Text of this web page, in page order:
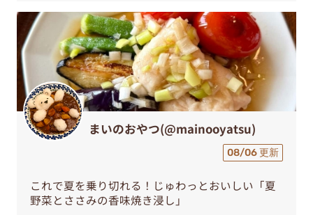
まいのおやつ(@mainooyatsu)
08/06 更新
これで夏を乗り切れる！じゅわっとおいしい「夏
野菜とささみの香味焼き浸し」